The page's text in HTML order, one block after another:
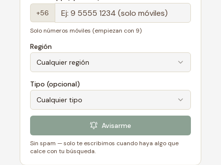
+56
Solo números móviles (empiezan con 9)
Región
Cualquier región
Tipo (opcional)
Cualquier tipo
Avisarme
Sin spam — solo te escribimos cuando haya algo que
calce con tu búsqueda.